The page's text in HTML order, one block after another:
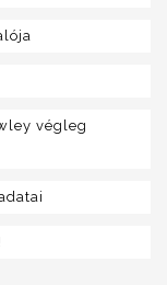
végleg